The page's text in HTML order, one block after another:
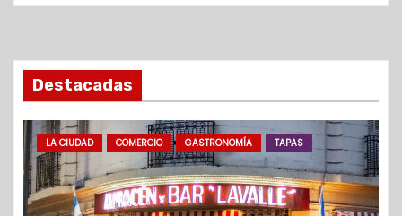
Destacadas
LA CIUDAD COMERCIO GASTRONOMÍA TAPAS